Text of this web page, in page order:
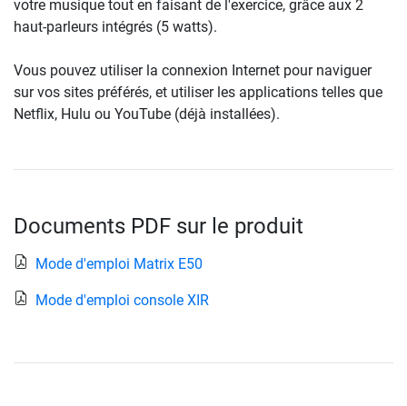
votre musique tout en faisant de l'exercice, grâce aux 2
haut-parleurs intégrés (5 watts).
Vous pouvez utiliser la connexion Internet pour naviguer
sur vos sites préférés, et utiliser les applications telles que
Netflix, Hulu ou YouTube (déjà installées).
Documents PDF sur le produit
Mode d'emploi Matrix E50
Mode d'emploi console XIR